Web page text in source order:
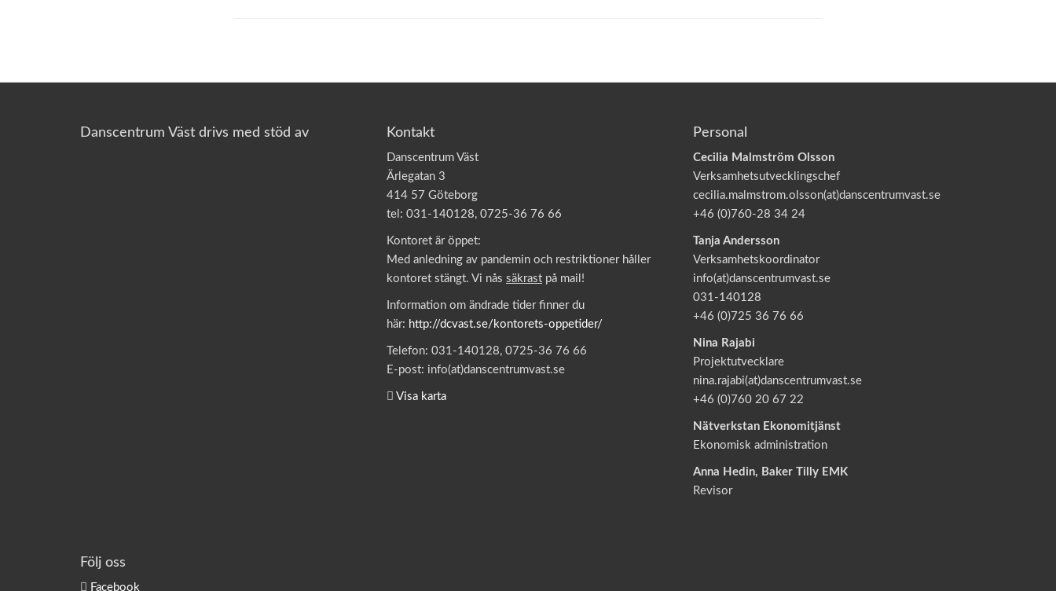
Danscentrum Väst drivs med stöd av Kontakt
Danscentrum Väst
Ärlegatan 3
414 57 Göteborg
tel: 031-140128, 0725-36 76 66
Kontoret är öppet:
Med anledning av pandemin och restriktioner håller
kontoret stängt. Vi nås säkrast på mail!
Information om ändrade tider finner du
här: http://dcvast.se/kontorets-oppetider/
Telefon: 031-140128, 0725-36 76 66
E-post: info(at)danscentrumvast.se
Visa karta
Personal
Cecilia Malmström Olsson
Verksamhetsutvecklingschef
cecilia.malmstrom.olsson(at)danscentrumvast.se
+46 (0)760-28 34 24
Tanja Andersson
Verksamhetskoordinator
info(at)danscentrumvast.se
031-140128
+46 (0)725 36 76 66
Nina Rajabi
Projektutvecklare
nina.rajabi(at)danscentrumvast.se
+46 (0)760 20 67 22
Nätverkstan Ekonomitjänst
Ekonomisk administration
Anna Hedin, Baker Tilly EMK
Revisor
Följ oss
Facebook